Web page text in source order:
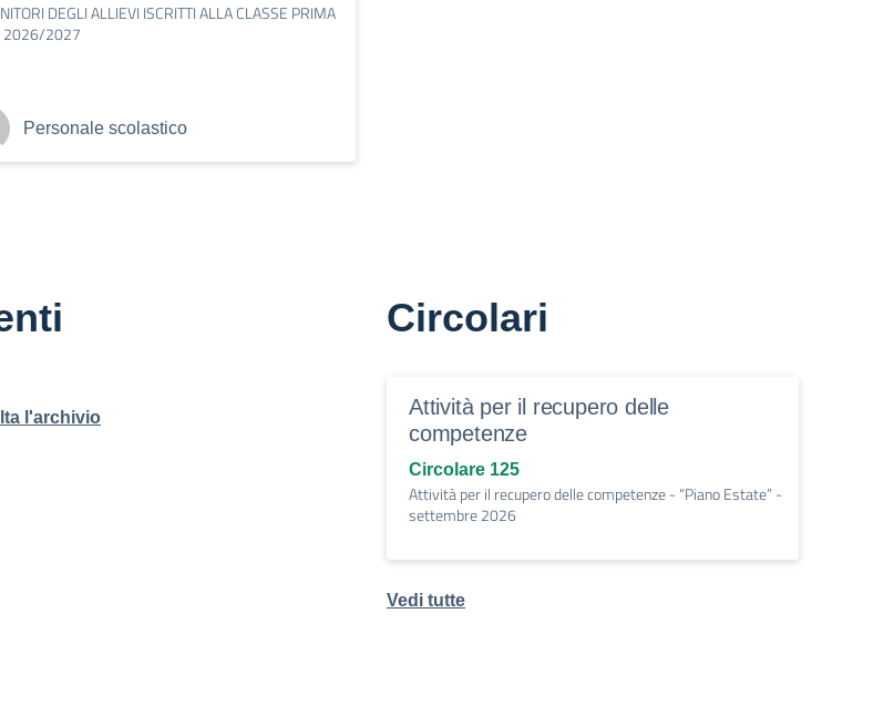
DEGLI ALLIEVI ISCRITTI ALLA CLASSE PRIMA
2026/2027
Personale scolastico
l'archivio
Circolari
Attività per il recupero delle
competenze
Circolare 125
Attività per il recupero delle competenze - “Piano Estate” -
settembre 2026
Vedi tutte